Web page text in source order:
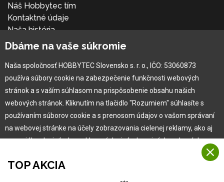
Náš Hobbytec tím
Kontaktné údaje
Naša história
Kariéra
Pre zákazníka
Garancia najlepšej ceny
Užívateľský manuál
Obchodné podmienky
Zákazník & partner
Novinky
TOP AKCIA
Dbáme na vaše súkromie
Naša spoločnosť HOBBYTEC Slovensko s. r. o., IČO: 53060873
používa súbory cookie na zabezpečenie funkčnosti webových
stránok a s vaším súhlasom na prispôsobenie obsahu našich
webových stránok. Kliknutím na tlačidlo "Rozumiem" súhlasíte s
používaním súborov cookie a s prenosom údajov o vašom správaní
na webovej stránke na účely zobrazovania cielenej reklamy, ako aj
na sociálnych sieťach a reklamných sieťach na iných webových
Viac informácií